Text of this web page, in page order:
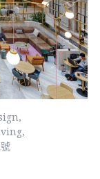
,
,